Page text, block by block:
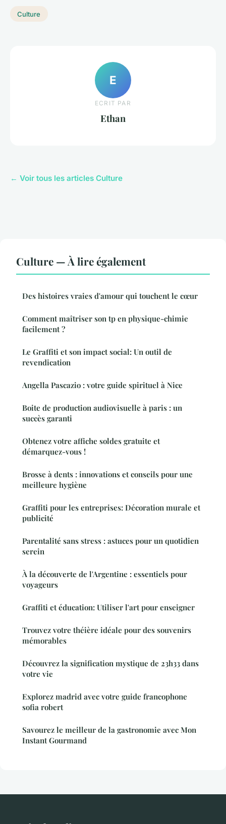
Culture
E
ECRIT PAR
Ethan
← Voir tous les articles Culture
Culture — À lire également
Des histoires vraies d'amour qui touchent le cœur
Comment maîtriser son tp en physique-chimie
facilement ?
Le Graffiti et son impact social: Un outil de
revendication
Angella Pascazio : votre guide spirituel à Nice
Boite de production audiovisuelle à paris : un
succès garanti
Obtenez votre affiche soldes gratuite et
démarquez-vous !
Brosse à dents : innovations et conseils pour une
meilleure hygiène
Graffiti pour les entreprises: Décoration murale et
publicité
Parentalité sans stress : astuces pour un quotidien
serein
À la découverte de l'Argentine : essentiels pour
voyageurs
Graffiti et éducation: Utiliser l'art pour enseigner
Trouvez votre théière idéale pour des souvenirs
mémorables
Découvrez la signification mystique de 23h33 dans
votre vie
Explorez madrid avec votre guide francophone
sofia robert
Savourez le meilleur de la gastronomie avec Mon
Instant Gourmand